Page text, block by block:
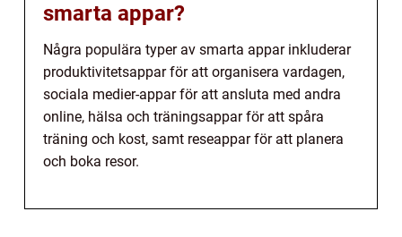
smarta appar?
Några populära typer av smarta appar inkluderar
produktivitetsappar för att organisera vardagen,
sociala medier-appar för att ansluta med andra
online, hälsa och träningsappar för att spåra
träning och kost, samt reseappar för att planera
och boka resor.